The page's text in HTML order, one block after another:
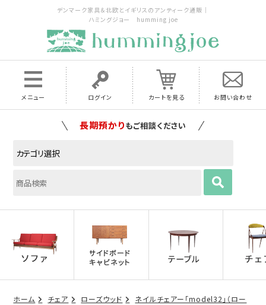
デンマーク家具＆北欧とイギリスのアンティーク通販｜
ハミングジョー humming joe
メニュー ログイン カートを見る お問い合わせ
家具の配送料は全国当店で負担いたします
ホーム チェア ローズウッド
ネイルチェアー「model32」（ロー